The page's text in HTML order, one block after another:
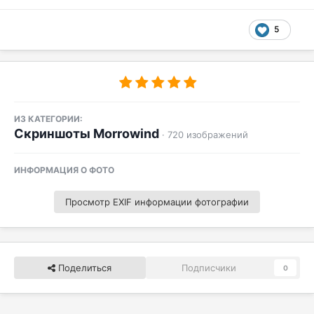
5
ИЗ КАТЕГОРИИ:
Скриншоты Morrowind · 720 изображений
ИНФОРМАЦИЯ О ФОТО
Просмотр EXIF информации фотографии
Поделиться Подписчики 0